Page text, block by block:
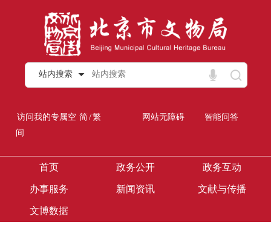
站内搜索
访问我的专属空
间
简/繁 网站无障碍 智能问答
首页 政务公开 政务互动
办事服务 新闻资讯 文献与传播
文博数据